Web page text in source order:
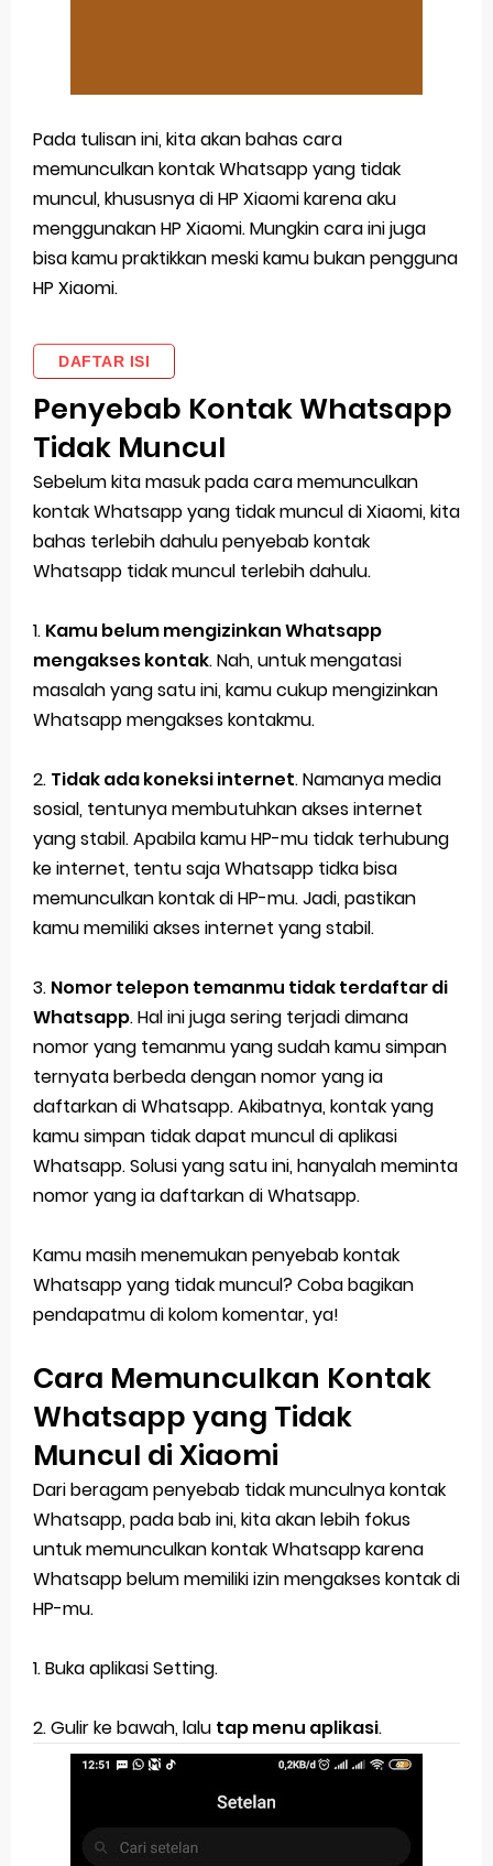
Pada tulisan ini, kita akan bahas cara
memunculkan kontak Whatsapp yang tidak
muncul, khususnya di HP Xiaomi karena aku
menggunakan HP Xiaomi. Mungkin cara ini juga
bisa kamu praktikkan meski kamu bukan pengguna
HP Xiaomi.
DAFTAR ISI
Penyebab Kontak Whatsapp
Tidak Muncul
Sebelum kita masuk pada cara memunculkan
kontak Whatsapp yang tidak muncul di Xiaomi, kita
bahas terlebih dahulu penyebab kontak
Whatsapp tidak muncul terlebih dahulu.
1. Kamu belum mengizinkan Whatsapp
mengakses kontak. Nah, untuk mengatasi
masalah yang satu ini, kamu cukup mengizinkan
Whatsapp mengakses kontakmu.
2. Tidak ada koneksi internet. Namanya media
sosial, tentunya membutuhkan akses internet
yang stabil. Apabila kamu HP-mu tidak terhubung
ke internet, tentu saja Whatsapp tidka bisa
memunculkan kontak di HP-mu. Jadi, pastikan
kamu memiliki akses internet yang stabil.
3. Nomor telepon temanmu tidak terdaftar di
Whatsapp. Hal ini juga sering terjadi dimana
nomor yang temanmu yang sudah kamu simpan
ternyata berbeda dengan nomor yang ia
daftarkan di Whatsapp. Akibatnya, kontak yang
kamu simpan tidak dapat muncul di aplikasi
Whatsapp. Solusi yang satu ini, hanyalah meminta
nomor yang ia daftarkan di Whatsapp.
Kamu masih menemukan penyebab kontak
Whatsapp yang tidak muncul? Coba bagikan
pendapatmu di kolom komentar, ya!
Cara Memunculkan Kontak
Whatsapp yang Tidak
Muncul di Xiaomi
Dari beragam penyebab tidak munculnya kontak
Whatsapp, pada bab ini, kita akan lebih fokus
untuk memunculkan kontak Whatsapp karena
Whatsapp belum memiliki izin mengakses kontak di
HP-mu.
1. Buka aplikasi Setting.
2. Gulir ke bawah, lalu tap menu aplikasi.